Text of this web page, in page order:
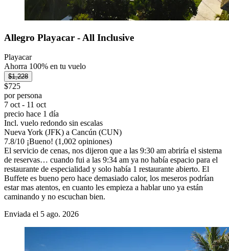
Allegro Playacar - All Inclusive
Playacar
Ahorra 100% en tu vuelo
$1,228
$725
por persona
7 oct - 11 oct
precio hace 1 día
Incl. vuelo redondo sin escalas
Nueva York (JFK) a Cancún (CUN)
7.8/10 ¡Bueno! (1,002 opiniones)
El servicio de cenas, nos dijeron que a las 9:30 am abriría el sistema
de reservas… cuando fui a las 9:34 am ya no había espacio para el
restaurante de especialidad y solo había 1 restaurante abierto. El
Buffete es bueno pero hace demasiado calor, los meseros podrían
estar mas atentos, en cuanto les empieza a hablar uno ya están
caminando y no escuchan bien.
Enviada el 5 ago. 2026